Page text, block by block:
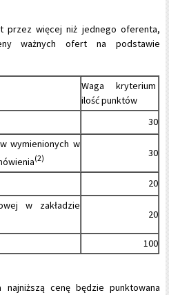
przez więcej niż jednego oferenta,
ważnych ofert na podstawie
Waga kryterium
ilość punktów
30
wymienionych w
(2) 30
20
w zakładzie
20
100
cenę będzie punktowana